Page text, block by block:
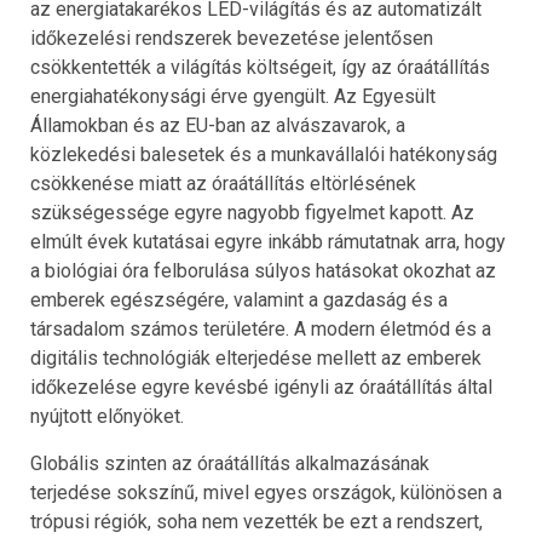
az energiatakarékos LED-világítás és az automatizált
időkezelési rendszerek bevezetése jelentősen
csökkentették a világítás költségeit, így az óraátállítás
energiahatékonysági érve gyengült. Az Egyesült
Államokban és az EU-ban az alvászavarok, a
közlekedési balesetek és a munkavállalói hatékonyság
csökkenése miatt az óraátállítás eltörlésének
szükségessége egyre nagyobb figyelmet kapott. Az
elmúlt évek kutatásai egyre inkább rámutatnak arra, hogy
a biológiai óra felborulása súlyos hatásokat okozhat az
emberek egészségére, valamint a gazdaság és a
társadalom számos területére. A modern életmód és a
digitális technológiák elterjedése mellett az emberek
időkezelése egyre kevésbé igényli az óraátállítás által
nyújtott előnyöket.
Globális szinten az óraátállítás alkalmazásának
terjedése sokszínű, mivel egyes országok, különösen a
trópusi régiók, soha nem vezették be ezt a rendszert,